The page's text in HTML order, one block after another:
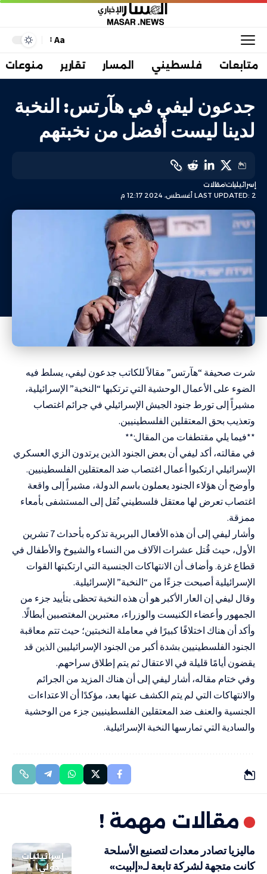
Aa
متابعات فلسطيني المسار تقارير منوعات
جدعون ليفي في هآرتس: النخبة
لدينا ليست أفضل من نخبتهم
LAST UPDATED: 2 أغسطس، 2024 12:17 م
إسرائيلياتمقالات
شرت صحيفة “هآرتس” مقالاً للكاتب جدعون ليفي، يسلط فيه
الضوء على الأعمال الوحشية التي ترتكبها “النخبة” الإسرائيلية،
مشيراً إلى تورط جنود الجيش الإسرائيلي في جرائم اغتصاب
وتعذيب بحق المعتقلين الفلسطينيين.
**فيما يلي مقتطفات من المقال:**
في مقالته، أكد ليفي أن بعض الجنود الذين يرتدون الزي العسكري
الإسرائيلي ارتكبوا أعمال اغتصاب ضد المعتقلين الفلسطينيين.
وأوضح أن هؤلاء الجنود يعملون باسم الدولة، مشيراً إلى واقعة
اغتصاب تعرض لها معتقل فلسطيني نُقل إلى المستشفى بأمعاء
ممزقة.
وأشار ليفي إلى أن هذه الأفعال البربرية تذكره بأحداث 7 تشرين
الأول، حيث قُتل عشرات الآلاف من النساء والشيوخ والأطفال في
قطاع غزة. وأضاف أن الانتهاكات الجنسية التي ارتكبتها القوات
الإسرائيلية أصبحت جزءًا من “النخبة” الإسرائيلية.
وقال ليفي إن العار الأكبر هو أن هذه النخبة تحظى بتأييد جزء من
الجمهور وأعضاء الكنيست والوزراء، معتبرين المغتصبين أبطالًا.
وأكد أن هناك اختلافًا كبيرًا في معاملة النخبتين؛ حيث تتم معاقبة
الجنود الفلسطينيين بشدة أكبر من الجنود الإسرائيليين الذين قد
يقضون أيامًا قليلة في الاعتقال ثم يتم إطلاق سراحهم.
وفي ختام مقاله، أشار ليفي إلى أن هناك المزيد من الجرائم
والانتهاكات التي لم يتم الكشف عنها بعد، مؤكدًا أن الاعتداءات
الجنسية والعنف ضد المعتقلين الفلسطينيين جزء من الوحشية
والسادية التي تمارسها النخبة الإسرائيلية.
مقالات مهمة !
إسرائيليات
دولي
ماليزيا تصادر معدات لتصنيع الأسلحة
كانت متجهة لشركة تابعة لـ«إلبيت»